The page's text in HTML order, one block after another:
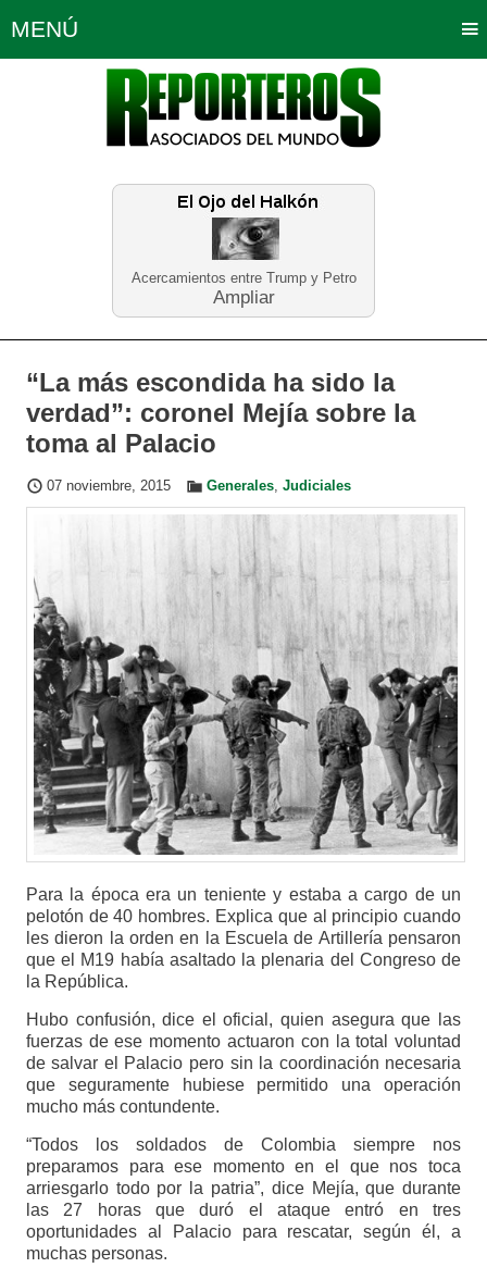
Acercamientos entre Trump y Petro
Ampliar
MENÚ
Política Opinión Bogotá
Planeta Tierra Deportes
Educación Neira
“La más escondida ha sido la
verdad”: coronel Mejía sobre la
toma al Palacio
07 noviembre, 2015 Generales, Judiciales
Para la época era un teniente y estaba a cargo de un
pelotón de 40 hombres. Explica que al principio cuando
les dieron la orden en la Escuela de Artillería pensaron
que el M19 había asaltado la plenaria del Congreso de
la República.
Hubo confusión, dice el oficial, quien asegura que las
fuerzas de ese momento actuaron con la total voluntad
de salvar el Palacio pero sin la coordinación necesaria
que seguramente hubiese permitido una operación
mucho más contundente.
“Todos los soldados de Colombia siempre nos
preparamos para ese momento en el que nos toca
arriesgarlo todo por la patria”, dice Mejía, que durante
las 27 horas que duró el ataque entró en tres
oportunidades al Palacio para rescatar, según él, a
muchas personas.